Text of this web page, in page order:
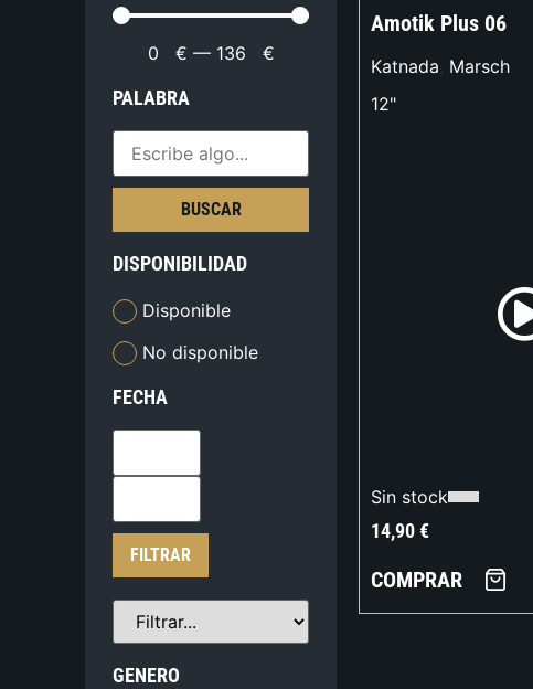
0 € — 136 €
PALABRA
BUSCAR
DISPONIBILIDAD
Disponible
No disponible
FECHA
FILTRAR
GENERO
Amotik Plus 06
Katnada, Marsch
12"
Sin stock
14,90€
COMPRAR